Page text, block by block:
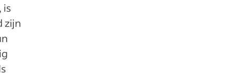
is
zijn